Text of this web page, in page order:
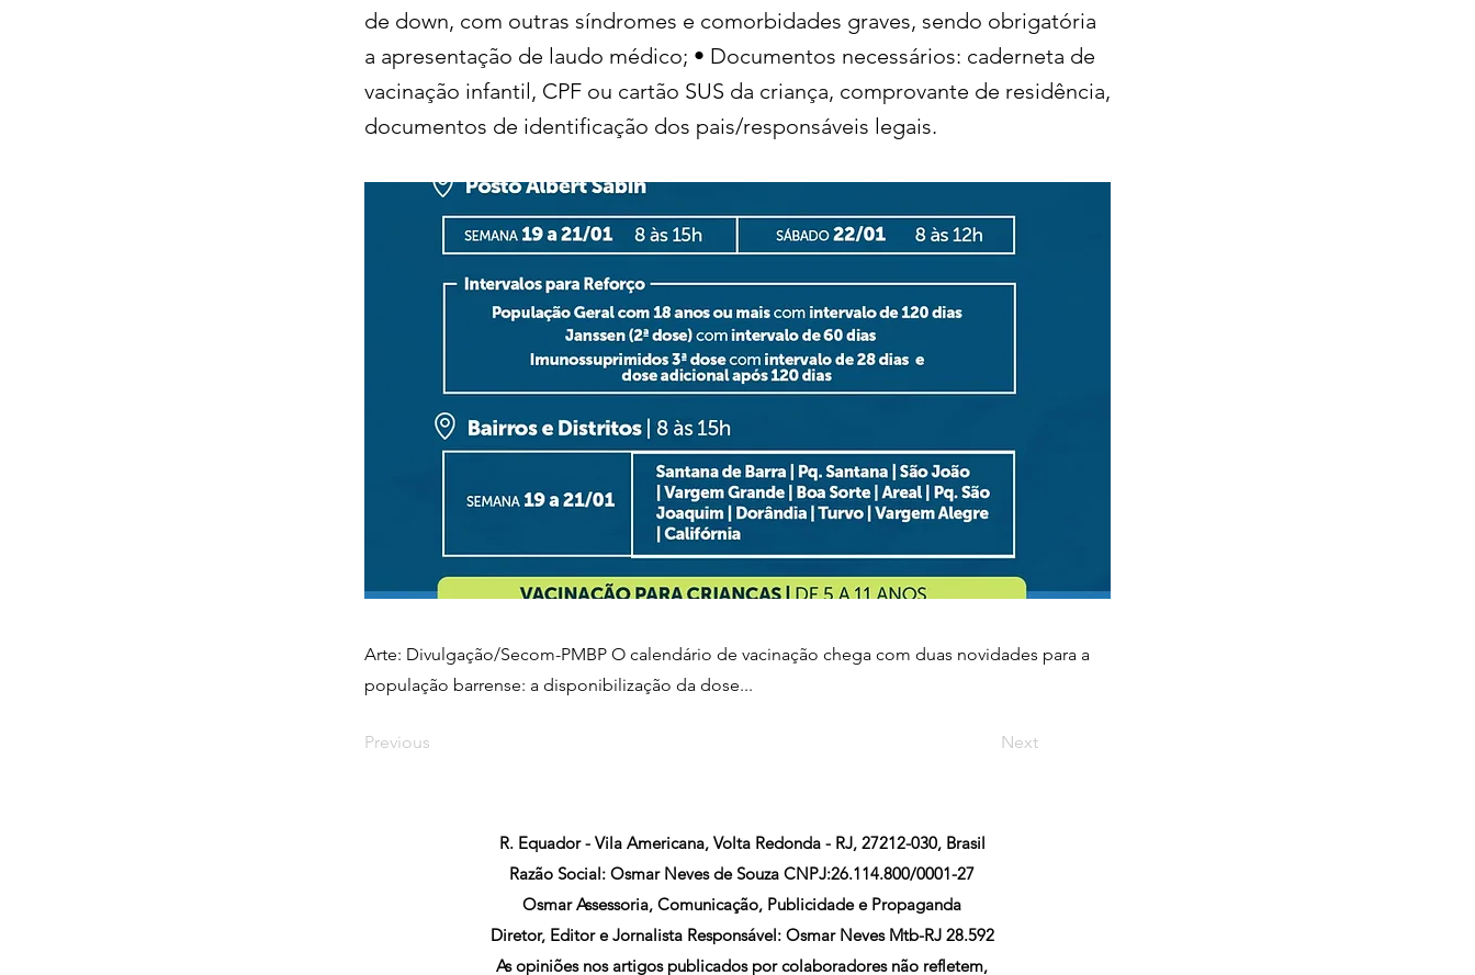
de down, com outras síndromes e comorbidades graves, sendo obrigatória
a apresentação de laudo médico; • Documentos necessários: caderneta de
vacinação infantil, CPF ou cartão SUS da criança, comprovante de residência,
documentos de identificação dos pais/responsáveis legais.
Arte: Divulgação/Secom-PMBP O calendário de vacinação chega com duas novidades para a
população barrense: a disponibilização da dose...
Previous Next
R. Equador - Vila Americana, Volta Redonda - RJ, 27212-030, Brasil
Razão Social: Osmar Neves de Souza CNPJ:26.114.800/0001-27
Osmar Assessoria, Comunicação, Publicidade e Propaganda
Diretor, Editor e Jornalista Responsável: Osmar Neves Mtb-RJ 28.592
As opiniões nos artigos publicados por colaboradores não refletem,